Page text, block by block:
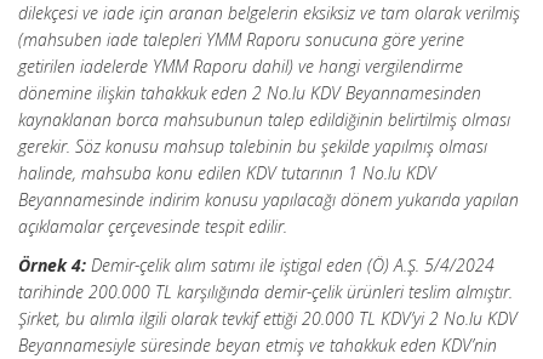
dilekçesi ve iade için aranan belgelerin eksiksiz ve tam olarak verilmiş
(mahsuben iade talepleri YMM Raporu sonucuna göre yerine
getirilen iadelerde YMM Raporu dahil) ve hangi vergilendirme
dönemine ilişkin tahakkuk eden 2 No.lu KDV Beyannamesinden
kaynaklanan borca mahsubunun talep edildiğinin belirtilmiş olması
gerekir. Söz konusu mahsup talebinin bu şekilde yapılmış olması
halinde, mahsuba konu edilen KDV tutarının 1 No.lu KDV
Beyannamesinde indirim konusu yapılacağı dönem yukarıda yapılan
açıklamalar çerçevesinde tespit edilir.
Örnek 4: Demir-çelik alım satımı ile iştigal eden (Ö) A.Ş. 5/4/2024
tarihinde 200.000 TL karşılığında demir-çelik ürünleri teslim almıştır.
Şirket, bu alımla ilgili olarak tevkif ettiği 20.000 TL KDV’yi 2 No.lu KDV
Beyannamesiyle süresinde beyan etmiş ve tahakkuk eden KDV’nin